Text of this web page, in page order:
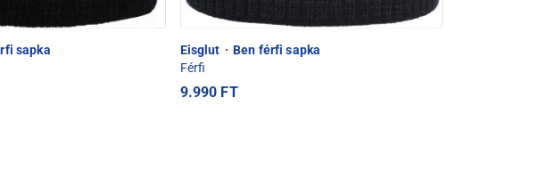
sapka
Eisglut · Ben férfi sapka
Férfi
9.990 FT